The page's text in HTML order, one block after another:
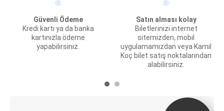
Güvenli Ödeme
Kredi kartı ya da banka
kartınızla ödeme
yapabilirsiniz.
Satın alması kolay
Biletlerinizi internet
sitemizden, mobil
uygulamamızdan veya Kamil
Koç bilet satış noktalarından
alabilirsiniz.